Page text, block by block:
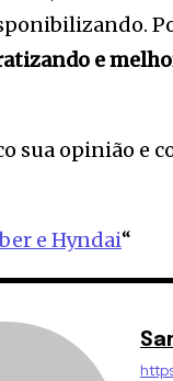
e
sua opinião e
e Hyndai“